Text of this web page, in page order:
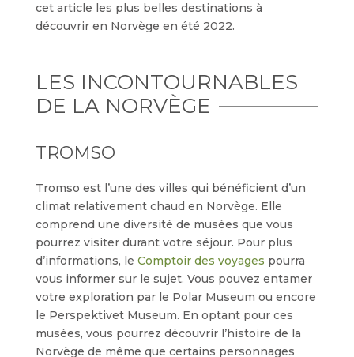
cet article les plus belles destinations à
découvrir en Norvège en été 2022.
LES INCONTOURNABLES
DE LA NORVÈGE
TROMSO
Tromso est l’une des villes qui bénéficient d’un
climat relativement chaud en Norvège. Elle
comprend une diversité de musées que vous
pourrez visiter durant votre séjour. Pour plus
d’informations, le Comptoir des voyages pourra
vous informer sur le sujet. Vous pouvez entamer
votre exploration par le Polar Museum ou encore
le Perspektivet Museum. En optant pour ces
musées, vous pourrez découvrir l’histoire de la
Norvège de même que certains personnages